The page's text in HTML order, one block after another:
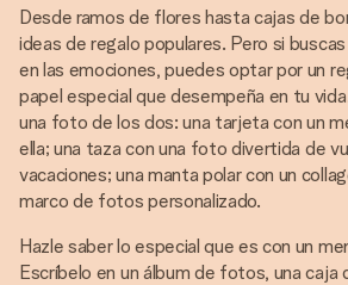
Desde ramos de flores hasta cajas de
ideas de regalo populares. Pero si
en las emociones, puedes optar por un
papel especial que desempeña en tu
una foto de los dos: una tarjeta con un
ella; una taza con una foto divertida de
vacaciones; una manta polar con un
marco de fotos personalizado.
Hazle saber lo especial que es con un
Escríbelo en un álbum de fotos, una caja